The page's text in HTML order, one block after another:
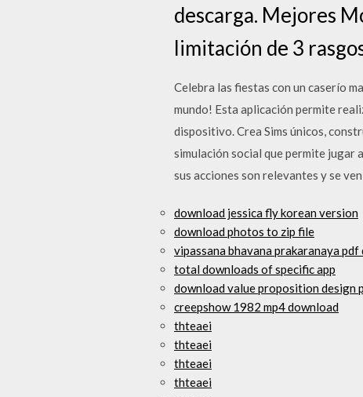
descarga. Mejores
limitación de 3
Celebra las fiestas con un caserío
mundo! Esta aplicación permite
dispositivo. Crea Sims únicos,
simulación social que permite jugar
sus acciones son relevantes y se
download jessica fly korean version
download photos to zip file
vipassana bhavana prakaranaya pdf
total downloads of specific app
download value proposition design
creepshow 1982 mp4 download
thteaei
thteaei
thteaei
thteaei